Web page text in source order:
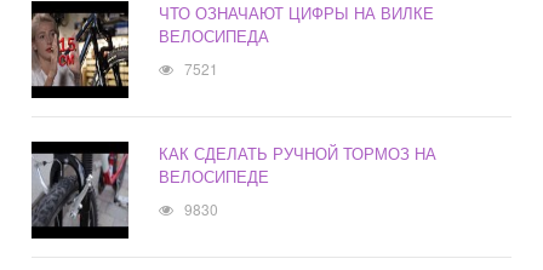
ЧТО ОЗНАЧАЮТ ЦИФРЫ НА ВИЛКЕ
ВЕЛОСИПЕДА
7521
КАК СДЕЛАТЬ РУЧНОЙ ТОРМОЗ НА
ВЕЛОСИПЕДЕ
9830